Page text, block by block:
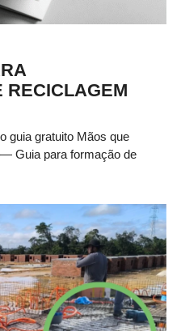
RECICLAGEM
guia gratuito Mãos que
Guia para formação de